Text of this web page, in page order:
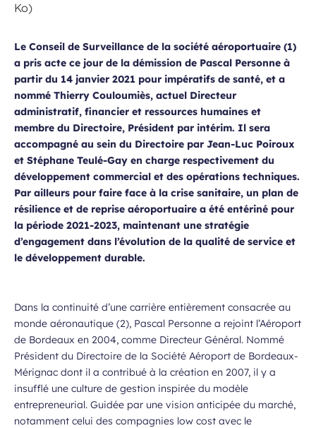
Ko)
Le Conseil de Surveillance de la société aéroportuaire (1)
a pris acte ce jour de la démission de Pascal Personne à
partir du 14 janvier 2021 pour impératifs de santé, et a
nommé Thierry Couloumiès, actuel Directeur
administratif, financier et ressources humaines et
membre du Directoire, Président par intérim. Il sera
accompagné au sein du Directoire par Jean-Luc Poiroux
et Stéphane Teulé-Gay en charge respectivement du
développement commercial et des opérations techniques.
Par ailleurs pour faire face à la crise sanitaire, un plan de
résilience et de reprise aéroportuaire a été entériné pour
la période 2021-2023, maintenant une stratégie
d’engagement dans l’évolution de la qualité de service et
le développement durable.
Dans la continuité d’une carrière entièrement consacrée au
monde aéronautique (2), Pascal Personne a rejoint l’Aéroport
de Bordeaux en 2004, comme Directeur Général. Nommé
Président du Directoire de la Société Aéroport de Bordeaux-
Mérignac dont il a contribué à la création en 2007, il y a
insufflé une culture de gestion inspirée du modèle
entrepreneurial. Guidée par une vision anticipée du marché,
notamment celui des compagnies low cost avec le